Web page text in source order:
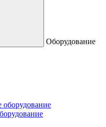
Оборудование